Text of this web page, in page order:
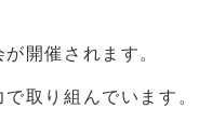
開催されます。
取り組んでいます。